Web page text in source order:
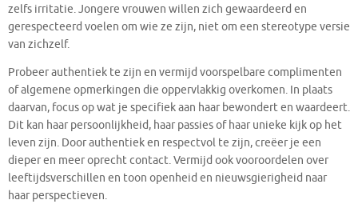
zelfs irritatie. Jongere vrouwen willen zich gewaardeerd en
gerespecteerd voelen om wie ze zijn, niet om een stereotype versie
van zichzelf.
Probeer authentiek te zijn en vermijd voorspelbare complimenten
of algemene opmerkingen die oppervlakkig overkomen. In plaats
daarvan, focus op wat je specifiek aan haar bewondert en waardeert.
Dit kan haar persoonlijkheid, haar passies of haar unieke kijk op het
leven zijn. Door authentiek en respectvol te zijn, creëer je een
dieper en meer oprecht contact. Vermijd ook vooroordelen over
leeftijdsverschillen en toon openheid en nieuwsgierigheid naar
haar perspectieven.